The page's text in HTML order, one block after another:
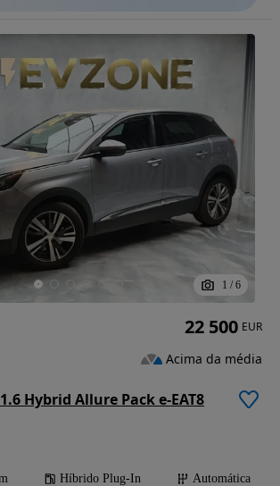
1 / 6
Hybrid Allure Pack e-EAT8
Híbrido Plug-In
Automática
22 500 EUR
Acima da média